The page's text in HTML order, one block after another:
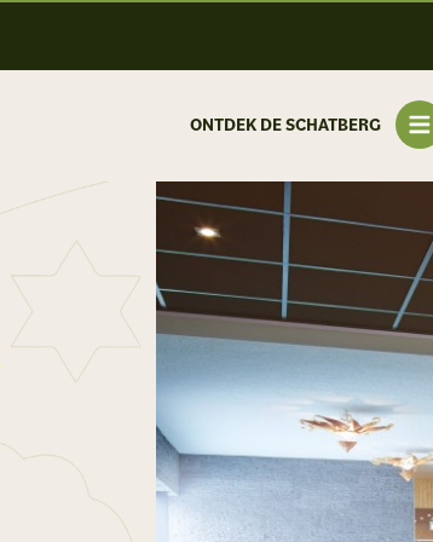
ONTDEK DE SCHATBERG